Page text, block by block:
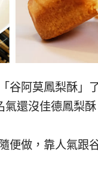
谷阿莫鳳梨酥」
還沒佳德鳳梨
便做，靠人氣跟